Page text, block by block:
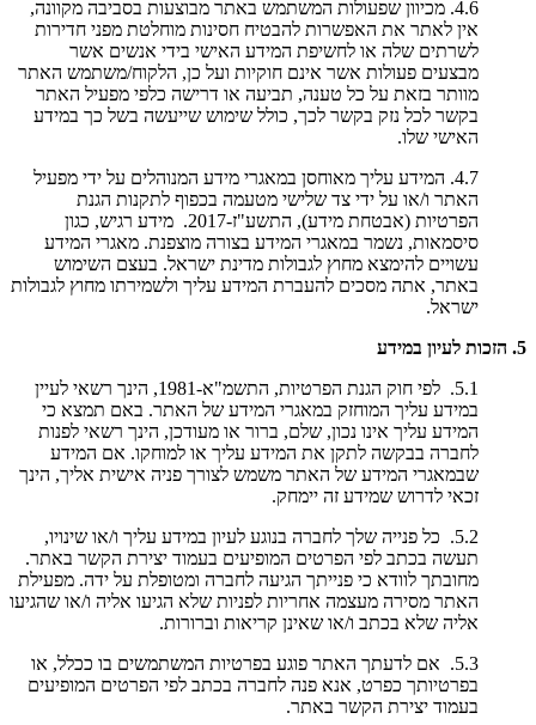
4.6. מכיוון שפעולות המשתמש באתר מבוצעות בסביבה מקוונה,
אין לאתר את האפשרות להבטיח חסינות מוחלטת מפני חדירות
לשרתים שלה או לחשיפת המידע האישי בידי אנשים אשר
מבצעים פעולות אשר אינם חוקיות ועל כן, הלקוח/משתמש האתר
מוותר בזאת על כל טענה, תביעה או דרישה כלפי מפעיל האתר
בקשר לכל נזק בקשר לכך, כולל שימוש שייעשה בשל כך במידע
האישי שלו.
4.7. המידע עליך מאוחסן במאגרי מידע המנוהלים על ידי מפעיל
האתר ו/או על ידי צד שלישי מטעמה בכפוף לתקנות הגנת
הפרטיות (אבטחת מידע), התשע"ז-2017. מידע רגיש, כגון
סיסמאות, נשמר במאגרי המידע בצורה מוצפנת. מאגרי המידע
עשויים להימצא מחוץ לגבולות מדינת ישראל. בעצם השימוש
באתר, אתה מסכים להעברת המידע עליך ולשמירתו מחוץ לגבולות
ישראל.
5. הזכות לעיון במידע
5.1. לפי חוק הגנת הפרטיות, התשמ"א-1981, הינך רשאי לעיין
במידע עליך המוחזק במאגרי המידע של האתר. באם תמצא כי
המידע עליך אינו נכון, שלם, ברור או מעודכן, הינך רשאי לפנות
לחברה בבקשה לתקן את המידע עליך או למוחקו. אם המידע
שבמאגרי המידע של האתר משמש לצורך פניה אישית אליך, הינך
זכאי לדרוש שמידע זה יימחק.
5.2. כל פנייה שלך לחברה בנוגע לעיון במידע עליך ו/או שינויו,
תעשה בכתב לפי הפרטים המופיעים בעמוד יצירת הקשר באתר.
מחובתך לוודא כי פנייתך הגיעה לחברה ומטופלת על ידה. מפעילת
האתר מסירה מעצמה אחריות לפניות שלא הגיעו אליה ו/או שהגיעו
אליה שלא בכתב ו/או שאינן קריאות וברורות.
5.3. אם לדעתך האתר פוגע בפרטיות המשתמשים בו ככלל, או
בפרטיותך כפרט, אנא פנה לחברה בכתב לפי הפרטים המופיעים
בעמוד יצירת הקשר באתר.